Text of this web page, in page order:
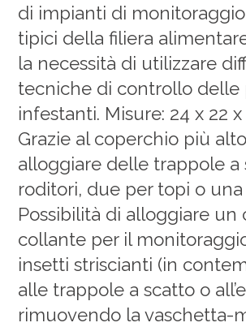
di impianti di
tipici della filiera
la necessità di utilizzare
tecniche di controllo delle
infestanti. Misure: 24 x 22 x
Grazie al coperchio più
alloggiare delle trappole a
roditori, due per topi o
Possibilità di alloggiare un
collante per il
insetti striscianti (in
alle trappole a scatto o
rimuovendo la vaschetta-